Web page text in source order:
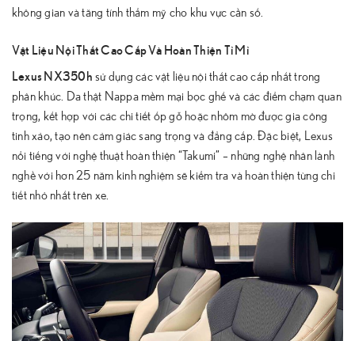
không gian và tăng tính thẩm mỹ cho khu vực cần số.
Vật Liệu Nội Thất Cao Cấp Và Hoàn Thiện Tỉ Mỉ
Lexus NX350h sử dụng các vật liệu nội thất cao cấp nhất trong
phân khúc. Da thật Nappa mềm mại bọc ghế và các điểm chạm quan
trọng, kết hợp với các chi tiết ốp gỗ hoặc nhôm mờ được gia công
tinh xảo, tạo nên cảm giác sang trọng và đẳng cấp. Đặc biệt, Lexus
nổi tiếng với nghệ thuật hoàn thiện “Takumi” – những nghệ nhân lành
nghề với hơn 25 năm kinh nghiệm sẽ kiểm tra và hoàn thiện từng chi
tiết nhỏ nhất trên xe.